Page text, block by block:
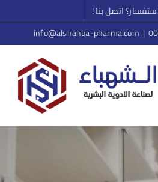
اتصل بنا !
|
info@alshahba-pharma.com